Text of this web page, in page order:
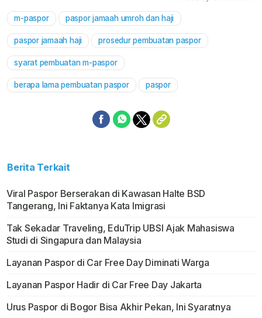
m-paspor paspor jamaah umroh dan haji
paspor jamaah haji prosedur pembuatan paspor
syarat pembuatan m-paspor
berapa lama pembuatan paspor paspor
Berita Terkait
Viral Paspor Berserakan di Kawasan Halte BSD
Tangerang, Ini Faktanya Kata Imigrasi
Tak Sekadar Traveling, EduTrip UBSI Ajak Mahasiswa
Studi di Singapura dan Malaysia
Layanan Paspor di Car Free Day Diminati Warga
Layanan Paspor Hadir di Car Free Day Jakarta
Urus Paspor di Bogor Bisa Akhir Pekan, Ini Syaratnya